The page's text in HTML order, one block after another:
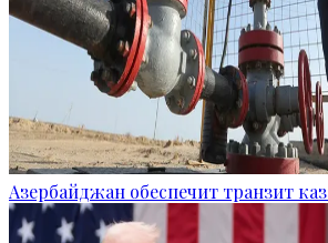
Азербайджан обеспечит транзит